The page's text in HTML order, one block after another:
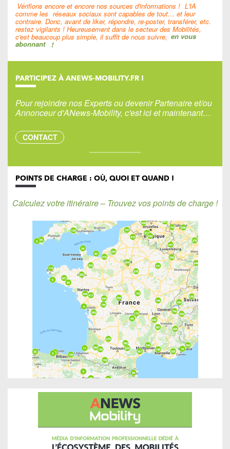
Vérifions encore et encore nos sources d'informations ! L'IA
comme les réseaux sociaux sont capables de tout… et leur
contraire. Donc, avant de liker, répondre, re-poster, transférer, etc.
restez vigilants ! Heureusement dans le secteur des Mobilités,
c'est beaucoup plus simple, il suffit de nous suivre, en vous
abonnant !
PARTICIPEZ À ANEWS-MOBILITY.FR !
Pour rejoindre nos Experts ou devenir Partenaire et/ou
Annonceur d'ANews-Mobility, c'est ici et maintenant…
CONTACT
POINTS DE CHARGE : OÙ, QUOI ET QUAND !
Calculez votre itinéraire – Trouvez vos points de charge !